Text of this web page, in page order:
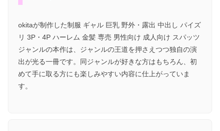
okitaが制作した制服 ギャル 巨乳 野外・露出 中出し パイズ
リ 3P・4P ハーレム 金髪 専売 男性向け 成人向け スパッツ
ジャンルの本作は、ジャンルの王道を押さえつつ独自の演
出が光る一冊です。同ジャンルが好きな方はもちろん、初
めて手に取る方にも楽しみやすい内容に仕上がっていま
す。